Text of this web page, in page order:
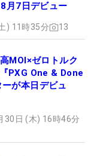
月7日デビュー
) 11時35分 13
MOI×ゼロトルク
PXG One & Done
が本日デビュ
30日 (木) 16時46分